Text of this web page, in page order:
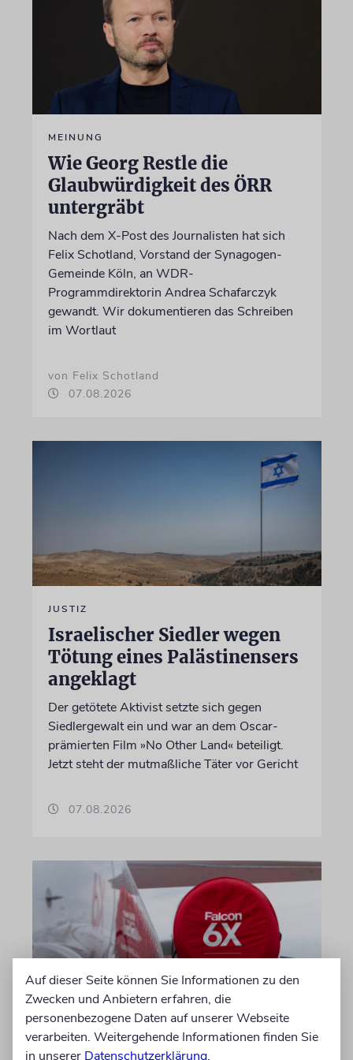
MEINUNG
Wie Georg Restle die
Glaubwürdigkeit des ÖRR
untergräbt
Nach dem X-Post des Journalisten hat sich
Felix Schotland, Vorstand der Synagogen-
Gemeinde Köln, an WDR-
Programmdirektorin Andrea Schafarczyk
gewandt. Wir dokumentieren das Schreiben
im Wortlaut
von Felix Schotland
07.08.2026
JUSTIZ
Israelischer Siedler wegen
Tötung eines Palästinensers
angeklagt
Der getötete Aktivist setzte sich gegen
Siedlergewalt ein und war an dem Oscar-
prämierten Film »No Other Land« beteiligt.
Jetzt steht der mutmaßliche Täter vor Gericht
07.08.2026
Wegen Israel-Boykott:
Auf dieser Seite können Sie Informationen zu den
Zwecken und Anbietern erfahren, die
personenbezogene Daten auf unserer Webseite
verarbeiten. Weitergehende Informationen finden Sie
in unserer Datenschutzerklärung.